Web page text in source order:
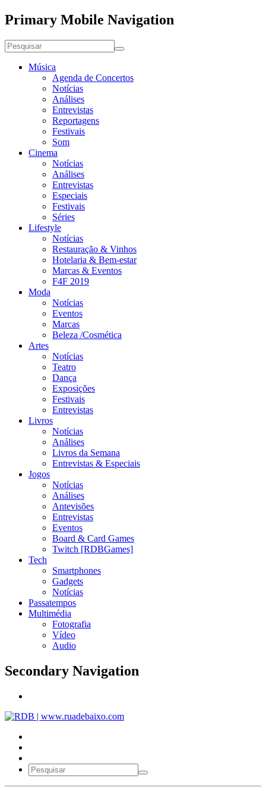
Primary Mobile Navigation
Música
Agenda de Concertos
Notícias
Análises
Entrevistas
Reportagens
Festivais
Som
Cinema
Notícias
Análises
Entrevistas
Especiais
Festivais
Séries
Lifestyle
Notícias
Restauração & Vinhos
Hotelaria & Bem-estar
Marcas & Eventos
F4F 2019
Moda
Notícias
Eventos
Marcas
Beleza /Cosmética
Artes
Notícias
Teatro
Dança
Exposições
Festivais
Entrevistas
Livros
Notícias
Análises
Livros da Semana
Entrevistas & Especiais
Jogos
Notícias
Análises
Antevisões
Entrevistas
Eventos
Board & Card Games
Twitch [RDBGames]
Tech
Smartphones
Gadgets
Notícias
Passatempos
Multimédia
Fotografia
Vídeo
Audio
Secondary Navigation